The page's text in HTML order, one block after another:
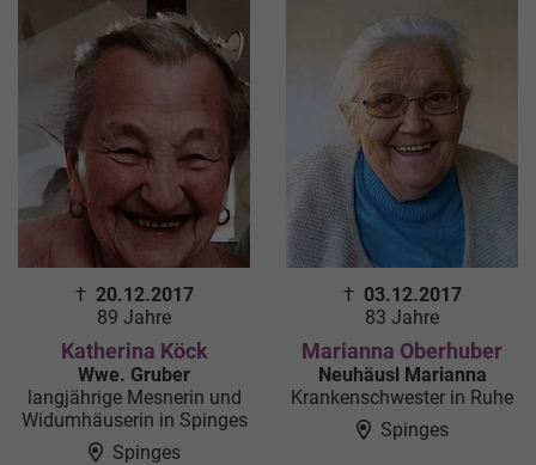
† 20.12.2017
89 Jahre
Katherina Köck
Wwe. Gruber
langjährige Mesnerin und
Widumhäuserin in Spinges
Spinges
† 03.12.2017
83 Jahre
Marianna Oberhuber
Neuhäusl Marianna
Krankenschwester in Ruhe
Spinges